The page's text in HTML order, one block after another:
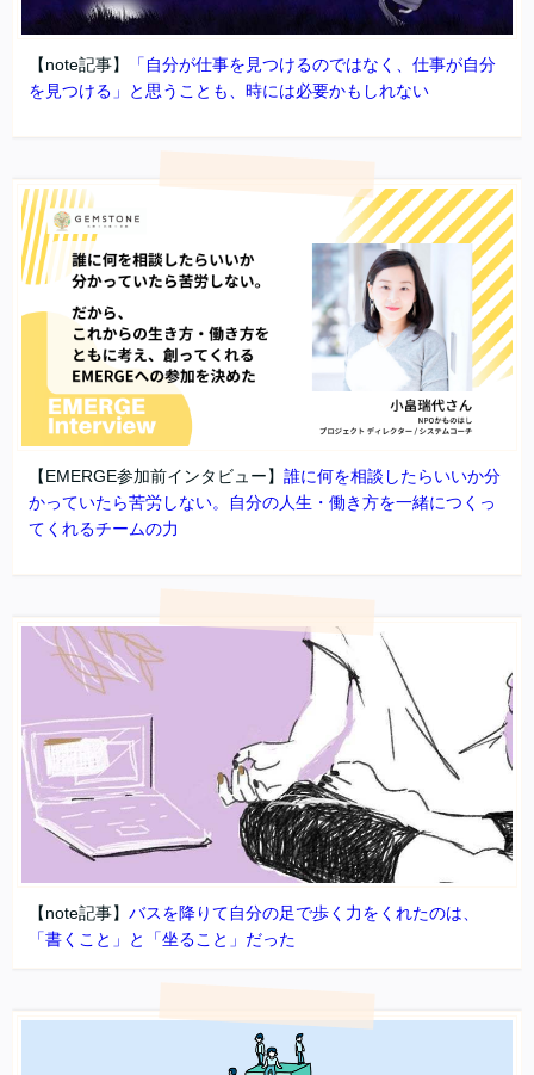
【note記事】
「自分が仕事を見つけるのではなく、仕事が自分
を見つける」と思うことも、時には必要かもしれない
【EMERGE参加前インタビュー】 誰に何を相談したらいいか分
かっていたら苦労しない。自分の人生・働き方を一緒につくっ
てくれるチームの力
【note記事】 バスを降りて自分の足で歩く力をくれたのは、
「書くこと」と「坐ること」だった